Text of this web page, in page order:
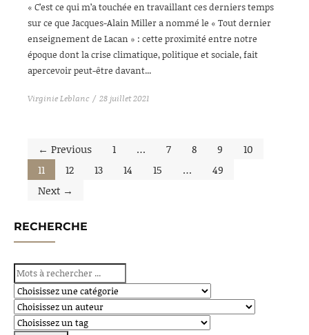
« C’est ce qui m’a touchée en travaillant ces derniers temps
sur ce que Jacques-Alain Miller a nommé le « Tout dernier
enseignement de Lacan » : cette proximité entre notre
époque dont la crise climatique, politique et sociale, fait
apercevoir peut-être davant...
Virginie Leblanc 28 juillet 2021
← Previous 1 … 7 8 9
10
11
12 13 14 15 …
49
Next →
RECHERCHE